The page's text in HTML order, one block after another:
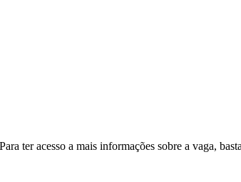
ter acesso a mais informações sobre a vaga,